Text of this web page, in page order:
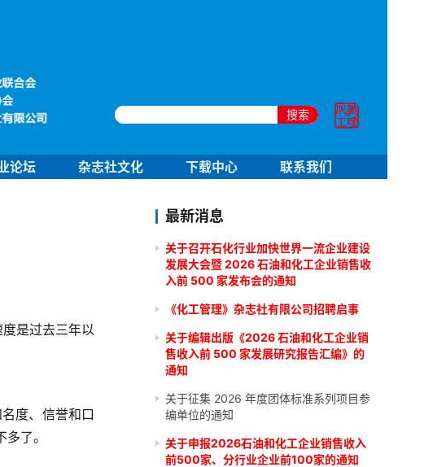
搜索
论坛 杂志社文化 下载中心 联系我们
是过去三年以
名度、信誉和口
了。
最新消息
关于召开石化行业加快世界一流企业建设
发展大会暨 2026 石油和化工企业销售收
入前 500 家发布会的通知
《化工管理》杂志社有限公司招聘启事
关于编辑出版《2026 石油和化工企业销
售收入前 500 家发展研究报告汇编》的
通知
关于征集 2026 年度团体标准系列项目参
编单位的通知
关于申报2026石油和化工企业销售收入
前500家、分行业企业前100家的通知